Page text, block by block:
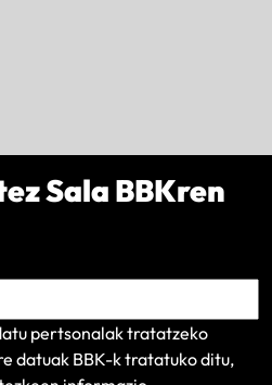
Sala BBKren
pertsonalak tratatzeko
datuak BBK-k tratatuko ditu,